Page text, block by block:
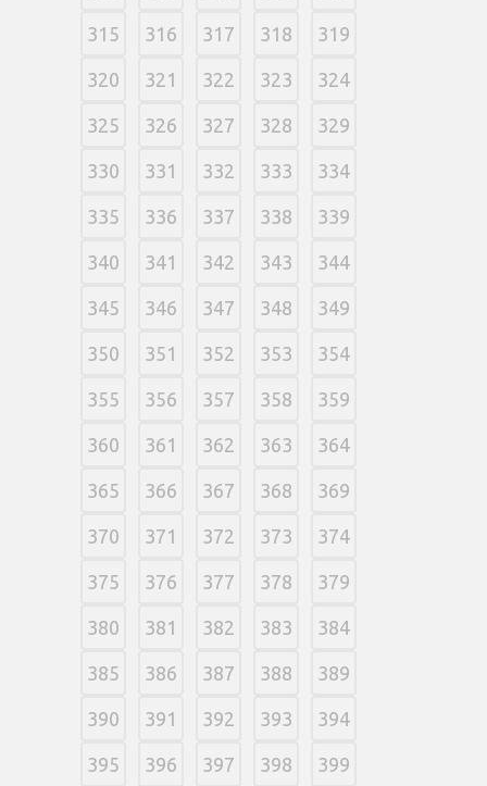
315 316 317 318 319
320 321 322 323 324
325 326 327 328 329
330 331 332 333 334
335 336 337 338 339
340 341 342 343 344
345 346 347 348 349
350 351 352 353 354
355 356 357 358 359
360 361 362 363 364
365 366 367 368 369
370 371 372 373 374
375 376 377 378 379
380 381 382 383 384
385 386 387 388 389
390 391 392 393 394
395 396 397 398 399